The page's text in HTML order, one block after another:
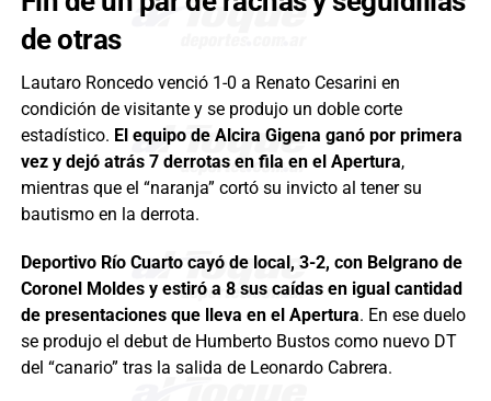
de otras
Lautaro Roncedo venció 1-0 a Renato Cesarini en
condición de visitante y se produjo un doble corte
estadístico. El equipo de Alcira Gigena ganó por primera
vez y dejó atrás 7 derrotas en fila en el Apertura,
mientras que el “naranja” cortó su invicto al tener su
bautismo en la derrota.
Deportivo Río Cuarto cayó de local, 3-2, con Belgrano de
Coronel Moldes y estiró a 8 sus caídas en igual cantidad
de presentaciones que lleva en el Apertura. En ese duelo
se produjo el debut de Humberto Bustos como nuevo DT
del “canario” tras la salida de Leonardo Cabrera.